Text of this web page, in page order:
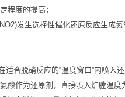
程度的提高；
发生选择性催化还原反应生成
合脱硝反应的“温度窗口”内喷入
酸作为还原剂，直接喷入炉膛温